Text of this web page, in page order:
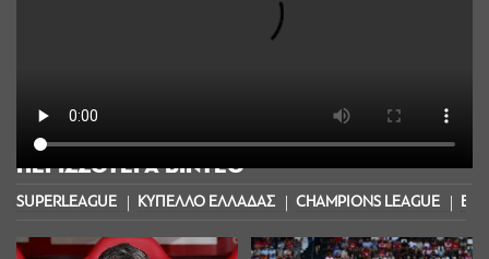
ΠΕΡΙΣΣΟΤΕΡΑ ΒΙΝΤΕΟ
SUPERLEAGUE ΚΥΠΕΛΛΟ ΕΛΛΑΔΑΣ CHAMPIONS LEAGUE